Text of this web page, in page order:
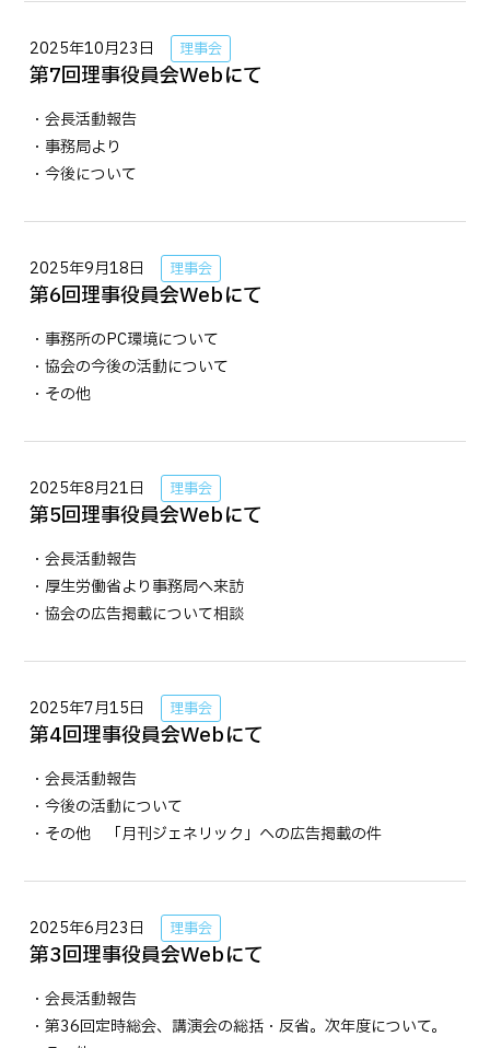
2025年10月23日 理事会
第7回理事役員会Webにて
・会長活動報告
・事務局より
・今後について
2025年9月18日 理事会
第6回理事役員会Webにて
・事務所のPC環境について
・協会の今後の活動について
・その他
2025年8月21日 理事会
第5回理事役員会Webにて
・会長活動報告
・厚生労働省より事務局へ来訪
・協会の広告掲載について相談
2025年7月15日 理事会
第4回理事役員会Webにて
・会長活動報告
・今後の活動について
・その他 「月刊ジェネリック」への広告掲載の件
2025年6月23日 理事会
第3回理事役員会Webにて
・会長活動報告
・第36回定時総会、講演会の総括・反省。次年度について。